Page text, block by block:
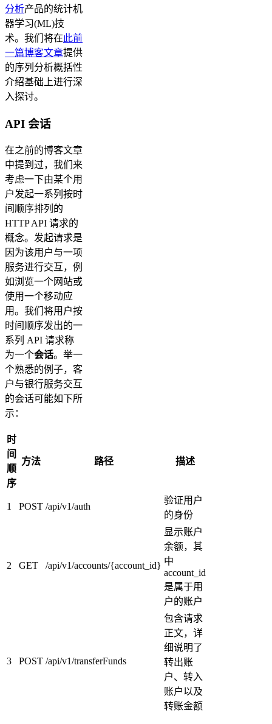
分析产品的统计机
器学习(ML)技
术。我们将在此前
一篇博客文章提供
的序列分析概括性
介绍基础上进行深
入探讨。
API 会话
在之前的博客文章
中提到过，我们来
考虑一下由某个用
户发起一系列按时
间顺序排列的
HTTP API 请求的
概念。发起请求是
因为该用户与一项
服务进行交互，例
如浏览一个网站或
使用一个移动应
用。我们将用户按
时间顺序发出的一
系列 API 请求称
为一个会话。举一
个熟悉的例子，客
户与银行服务交互
的会话可能如下所
示：
时
间
顺
序
方法 路径 描述
1 POST /api/v1/auth
验证用户
的身份
2 GET /api/v1/accounts/{account_id}
显示账户
余额，其
中
account_id
是属于用
户的账户
3 POST /api/v1/transferFunds
包含请求
正文，详
细说明了
转出账
户、转入
账户以及
转账金额